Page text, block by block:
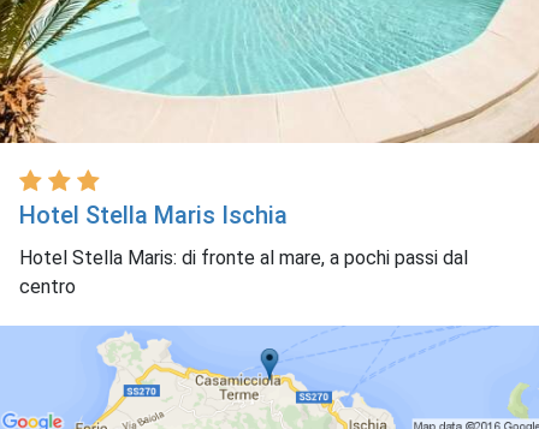
Hotel Stella Maris Ischia
Hotel Stella Maris: di fronte al mare, a pochi passi dal
centro